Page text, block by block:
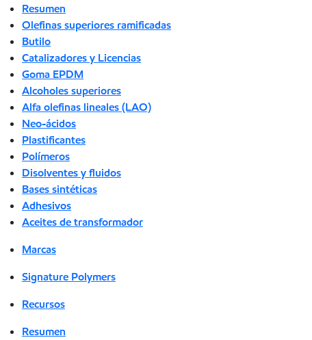
Resumen
Olefinas superiores ramificadas
Butilo
Catalizadores y Licencias
Goma EPDM
Alcoholes superiores
Alfa olefinas lineales (LAO)
Neo-ácidos
Plastificantes
Polímeros
Disolventes y fluidos
Bases sintéticas
Adhesivos
Aceites de transformador
Marcas
Signature Polymers
Recursos
Resumen